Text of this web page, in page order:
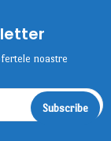
noastre